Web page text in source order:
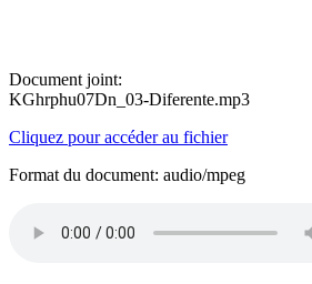
Document joint:
KGhrphu07Dn_03-Diferente.mp3
Cliquez pour accéder au fichier
Format du document: audio/mpeg